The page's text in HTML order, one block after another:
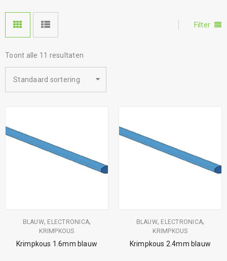
Filter
Toont alle 11 resultaten
Standaard sortering
BLAUW, ELECTRONICA,
KRIMPKOUS
Krimpkous 1.6mm blauw
BLAUW, ELECTRONICA,
KRIMPKOUS
Krimpkous 2.4mm blauw